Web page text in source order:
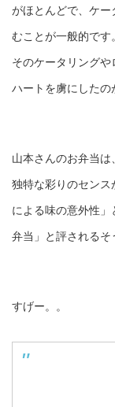
がほとんどで、ケ
むことが一般的です。
そのケータリング
ハートを虜にしたの
山本さんのお弁当
独特な彩りのセン
による味の意外性
弁当」と評されるそ
すげー。。